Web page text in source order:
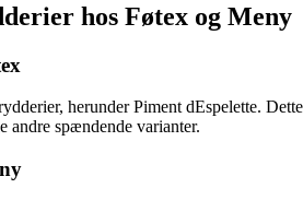
hos Føtex og Meny
herunder Piment dEspelette.
andre spændende varianter.